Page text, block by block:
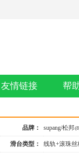
友情链接 帮
品牌： supang/松邦
滑台类型： 线轨+滚珠丝